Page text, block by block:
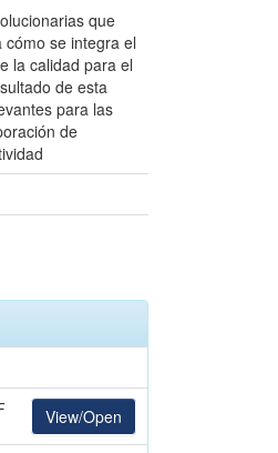
que
se integra el
la calidad para el
de esta
para las
de
View/Open